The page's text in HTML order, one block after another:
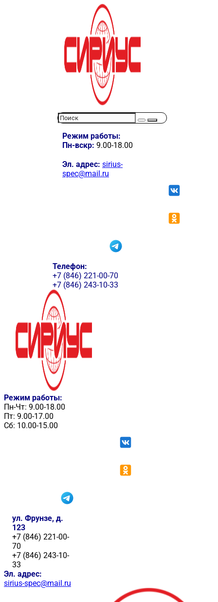
Режим работы:
Пн-вскр: 9.00-18.00
Эл. адрес: sirius-
spec@mail.ru
Телефон:
+7 (846) 221-00-70
+7 (846) 243-10-33
Режим работы:
Пн-Чт: 9.00-18.00
Пт: 9.00-17.00
Сб: 10.00-15.00
ул. Фрунзе, д.
123
+7 (846) 221-00-
70
+7 (846) 243-10-
33
Эл. адрес:
sirius-spec@mail.ru